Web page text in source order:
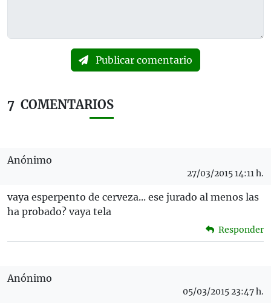
Publicar comentario
7 COMENTARIOS
Anónimo
27/03/2015 14:11 h.
vaya esperpento de cerveza... ese jurado al menos las
ha probado? vaya tela
Responder
Anónimo
05/03/2015 23:47 h.